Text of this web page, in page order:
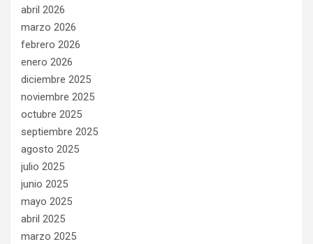
abril 2026
marzo 2026
febrero 2026
enero 2026
diciembre 2025
noviembre 2025
octubre 2025
septiembre 2025
agosto 2025
julio 2025
junio 2025
mayo 2025
abril 2025
marzo 2025